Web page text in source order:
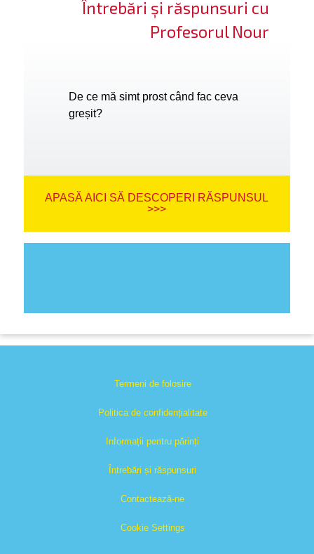
Întrebări și răspunsuri cu
Profesorul Nour
De ce mă simt prost când fac ceva
greșit?
APASĂ AICI SĂ DESCOPERI RĂSPUNSUL
>>>
Termeni de folosire
Politica de confidențialitate
Informații pentru părinți
Întrebări și răspunsuri
Contactează-ne
Cookie Settings